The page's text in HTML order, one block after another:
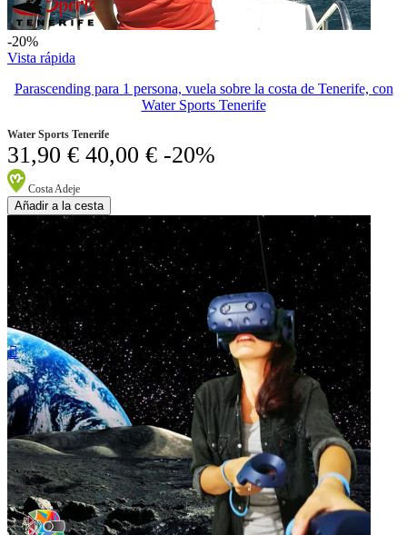
-20%
Vista rápida
Parascending para 1 persona, vuela sobre la costa de Tenerife, con
Water Sports Tenerife
Water Sports Tenerife
31,90 € 40,00 € -20%
Costa Adeje
Añadir a la cesta
